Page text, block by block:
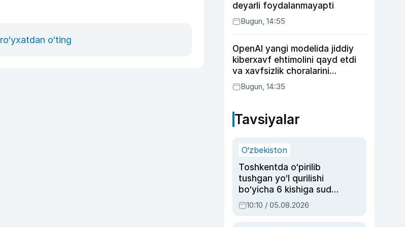
ro‘yxatdan o‘ting
deyarli foydalanmayapti
Bugun, 14:55
OpenAI yangi modelida jiddiy
kiberxavf ehtimolini qayd etdi
va xavfsizlik choralarini
kuchaytirdi
Bugun, 14:35
Tavsiyalar
O‘zbekiston
Toshkentda o‘pirilib
tushgan yo‘l qurilishi
bo‘yicha 6 kishiga sud
hukmi o‘qildi
10:10 / 05.08.2026